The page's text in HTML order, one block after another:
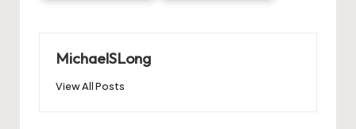
MichaelSLong
View All Posts